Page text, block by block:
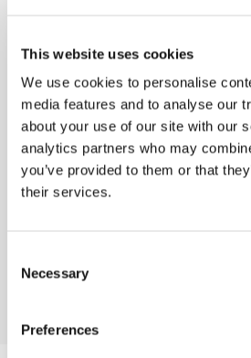
This website uses cookies
We use cookies to personalise
media features and to analyse our
about your use of our site with our
analytics partners who may
you’ve provided to them or that
their services.
Selection
Necessary
Preferences